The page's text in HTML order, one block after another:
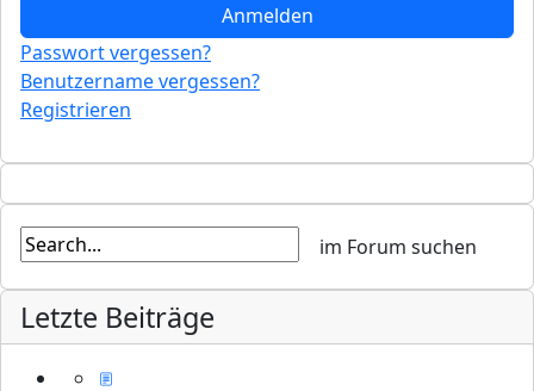
Anmelden
Passwort vergessen?
Benutzername vergessen?
Registrieren
Letzte Beiträge